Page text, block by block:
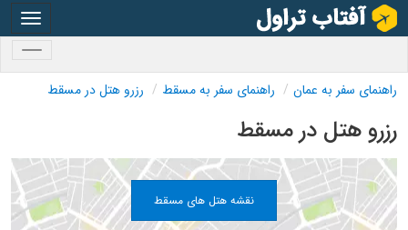
راهنمای سفر به عمان راهنمای سفر به مسقط رزرو هتل در مسقط
رزرو هتل در مسقط
نقشه هتل های مسقط